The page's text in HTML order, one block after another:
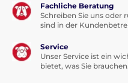
Fachliche Beratung
Schreiben Sie uns oder
sind in der
Service
Unser Service ist ein
bietet, was Sie brauchen.